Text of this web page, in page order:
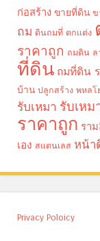
ก่อสร้าง ขายที่ดิน ข
ถม ดินถมที่ ตกแต่ง
ราคาถูก ถมดิน ล
ที่ดิน ถมที่ดิน
บ้าน ปลูกสร้าง พหลโ
รับเหมา รับเห
ราคาถูก รา
เอง สแตนเลส หน้า
Privacy Poloicy